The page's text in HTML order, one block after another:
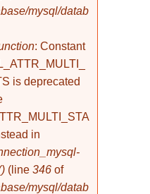
mysql/datab
: Constant
is deprecated
in
(line 346 of
mysql/datab